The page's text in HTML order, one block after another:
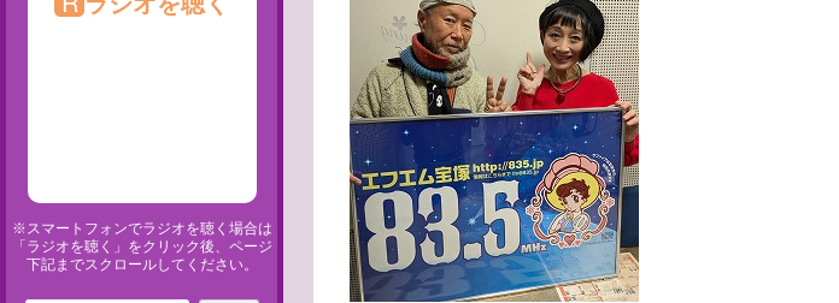
※スマートフォンでラジオを聴く場合は
「ラジオを聴く」をクリック後、ページ
下記までスクロールしてください。